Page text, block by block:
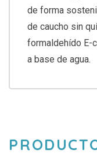
de forma
de caucho sin
formaldehído E-
a base de agua.